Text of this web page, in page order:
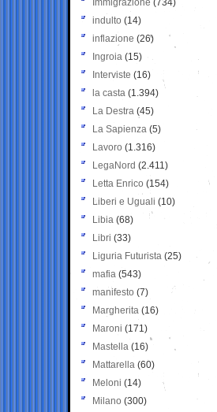
Immigrazione (734)
indulto (14)
inflazione (26)
Ingroia (15)
Interviste (16)
la casta (1.394)
La Destra (45)
La Sapienza (5)
Lavoro (1.316)
LegaNord (2.411)
Letta Enrico (154)
Liberi e Uguali (10)
Libia (68)
Libri (33)
Liguria Futurista (25)
mafia (543)
manifesto (7)
Margherita (16)
Maroni (171)
Mastella (16)
Mattarella (60)
Meloni (14)
Milano (300)